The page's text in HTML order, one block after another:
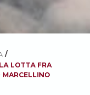
/
LOTTA FRA